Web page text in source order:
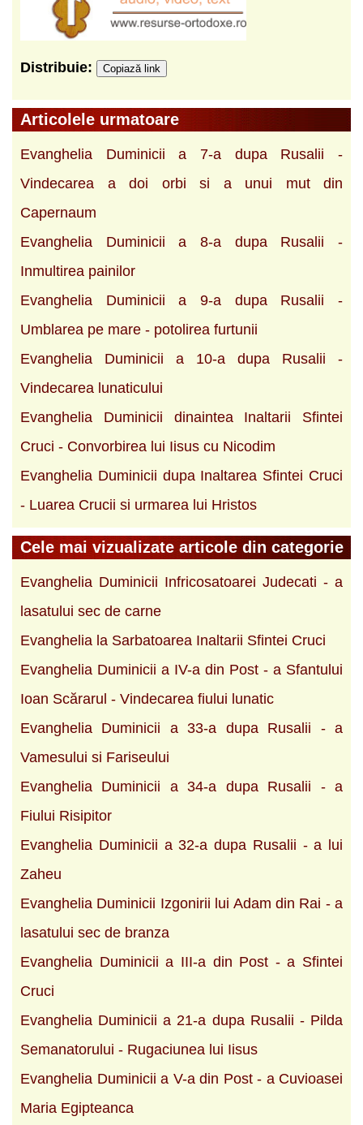
Distribuie: Copiază link
Articolele urmatoare
Evanghelia Duminicii a 7-a dupa Rusalii -
Vindecarea a doi orbi si a unui mut din
Capernaum
Evanghelia Duminicii a 8-a dupa Rusalii -
Inmultirea painilor
Evanghelia Duminicii a 9-a dupa Rusalii -
Umblarea pe mare - potolirea furtunii
Evanghelia Duminicii a 10-a dupa Rusalii -
Vindecarea lunaticului
Evanghelia Duminicii dinaintea Inaltarii Sfintei
Cruci - Convorbirea lui Iisus cu Nicodim
Evanghelia Duminicii dupa Inaltarea Sfintei Cruci
- Luarea Crucii si urmarea lui Hristos
Cele mai vizualizate articole din categorie
Evanghelia Duminicii Infricosatoarei Judecati - a
lasatului sec de carne
Evanghelia la Sarbatoarea Inaltarii Sfintei Cruci
Evanghelia Duminicii a IV-a din Post - a Sfantului
Ioan Scărarul - Vindecarea fiului lunatic
Evanghelia Duminicii a 33-a dupa Rusalii - a
Vamesului si Fariseului
Evanghelia Duminicii a 34-a dupa Rusalii - a
Fiului Risipitor
Evanghelia Duminicii a 32-a dupa Rusalii - a lui
Zaheu
Evanghelia Duminicii Izgonirii lui Adam din Rai - a
lasatului sec de branza
Evanghelia Duminicii a III-a din Post - a Sfintei
Cruci
Evanghelia Duminicii a 21-a dupa Rusalii - Pilda
Semanatorului - Rugaciunea lui Iisus
Evanghelia Duminicii a V-a din Post - a Cuvioasei
Maria Egipteanca